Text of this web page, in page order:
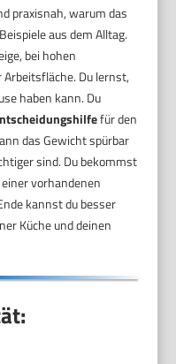
praxisnah, warum das
aus dem Alltag.
bei hohen
Du lernst,
haben kann. Du
für den
das Gewicht spürbar
sind. Du bekommst
vorhandenen
kannst du besser
Küche und deinen